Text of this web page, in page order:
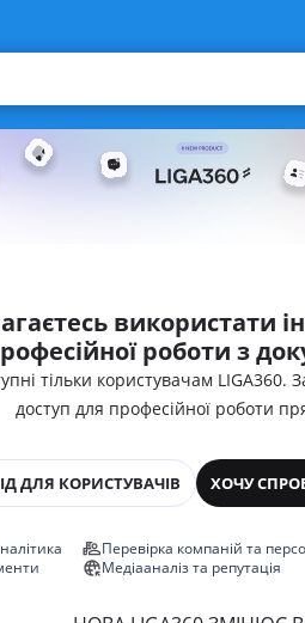
використати
роботи з
тільки користувачам
доступ для професійної роботи
ДЛЯ КОРИСТУВАЧІВ ХОЧУ
Перевірка компаній та
Медіааналіз та репутація